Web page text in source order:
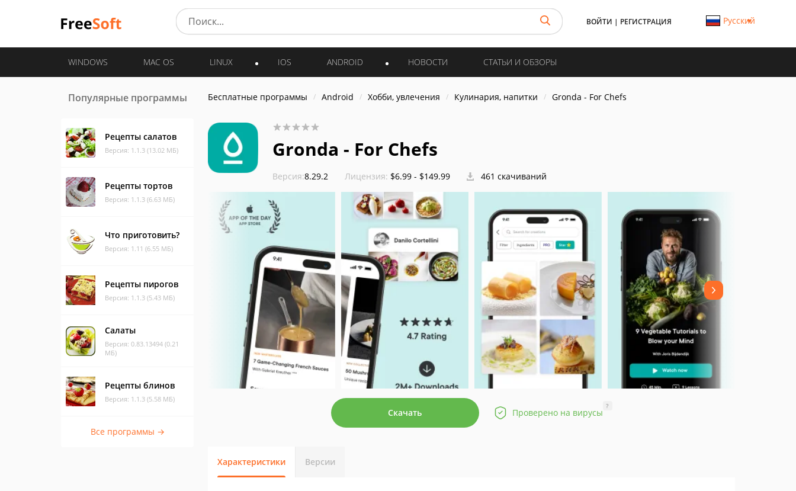
ВОЙТИ | РЕГИСТРАЦИЯ Русский
WINDOWS MAC OS LINUX IOS ANDROID НОВОСТИ СТАТЬИ И ОБЗОРЫ
Популярные программы
Рецепты салатов
Версия: 1.1.3 (13.02 МБ)
Рецепты тортов
Версия: 1.1.3 (6.63 МБ)
Что приготовить?
Версия: 1.11 (6.55 МБ)
Рецепты пирогов
Версия: 1.1.3 (5.43 МБ)
Салаты
Версия: 0.83.13494 (0.21
МБ)
Рецепты блинов
Версия: 1.1.3 (5.58 МБ)
Все программы →
Бесплатные программы Android Хобби, увлечения Кулинария, напитки Gronda - For Chefs
Gronda - For Chefs
Версия:8.29.2 Лицензия: $6.99 - $149.99 461 скачиваний
Скачать Проверено на вирусы
?
Характеристики Версии